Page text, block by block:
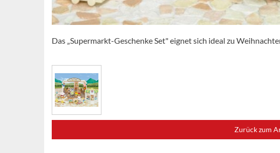
Das „Supermarkt-Geschenke Set" eignet sich ideal zu
Zurück zum